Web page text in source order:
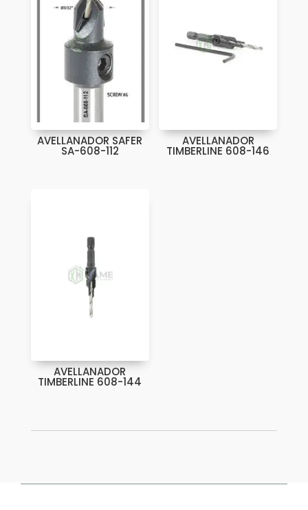
AVELLANADOR SAFER
SA-608-112
AVELLANADOR
TIMBERLINE 608-146
AVELLANADOR
TIMBERLINE 608-144